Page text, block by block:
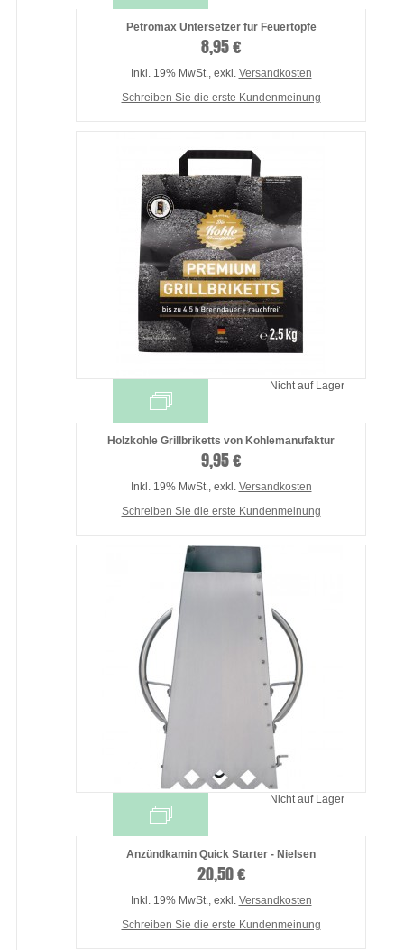
Petromax Untersetzer für Feuertöpfe
8,95 €
Inkl. 19% MwSt., exkl. Versandkosten
Schreiben Sie die erste Kundenmeinung
Nicht auf Lager
Holzkohle Grillbriketts von Kohlemanufaktur
9,95 €
Inkl. 19% MwSt., exkl. Versandkosten
Schreiben Sie die erste Kundenmeinung
Nicht auf Lager
Anzündkamin Quick Starter - Nielsen
20,50 €
Inkl. 19% MwSt., exkl. Versandkosten
Schreiben Sie die erste Kundenmeinung